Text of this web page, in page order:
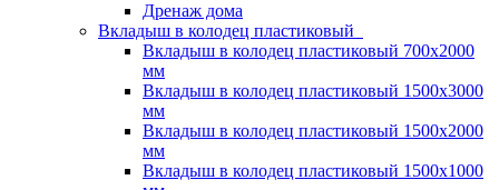
Дренаж дома
Вкладыш в колодец пластиковый
Вкладыш в колодец пластиковый 700х2000
мм
Вкладыш в колодец пластиковый 1500х3000
мм
Вкладыш в колодец пластиковый 1500х2000
мм
Вкладыш в колодец пластиковый 1500х1000